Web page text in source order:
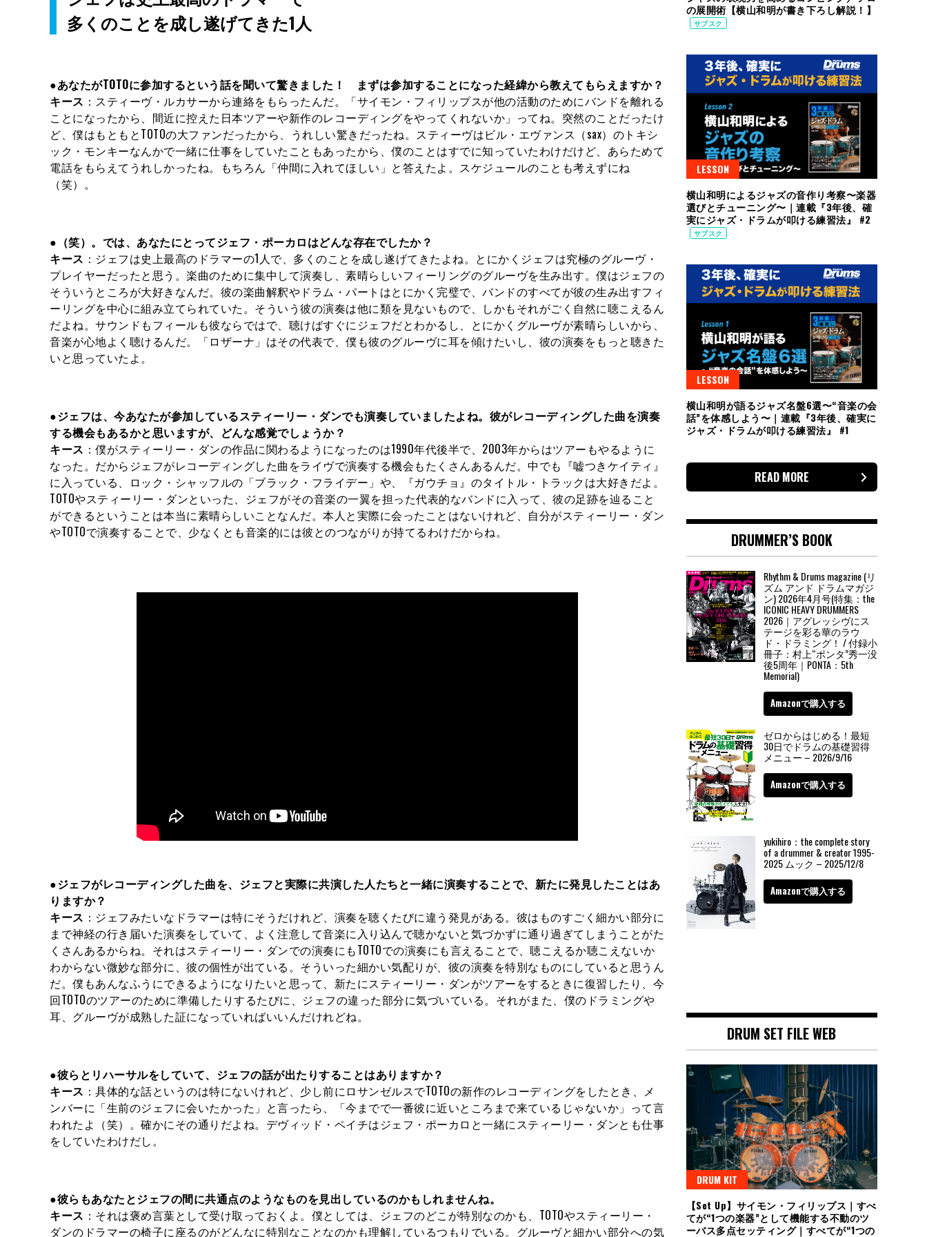
多くのことを成し遂げてきた1人
●あなたがTOTOに参加するという話を聞いて驚きました！ まずは参加することになった経緯から教えてもらえますか？
キース ：スティーヴ・ルカサーから連絡をもらったんだ。「サイモン・フィリップスが他の活動のためにバンドを離れる
ことになったから、間近に控えた日本ツアーや新作のレコーディングをやってくれないか」ってね。突然のことだったけ
ど、僕はもともとTOTOの大ファンだったから、うれしい驚きだったね。スティーヴはビル・エヴァンス（sax）のトキシ
ック・モンキーなんかで一緒に仕事をしていたこともあったから、僕のことはすでに知っていたわけだけど、あらためて
電話をもらえてうれしかったね。もちろん「仲間に入れてほしい」と答えたよ。スケジュールのことも考えずにね
（笑）。
●（笑）。では、あなたにとってジェフ・ポーカロはどんな存在でしたか？
キース ：ジェフは史上最高のドラマーの1人で、多くのことを成し遂げてきたよね。とにかくジェフは究極のグルーヴ・
プレイヤーだったと思う。楽曲のために集中して演奏し、素晴らしいフィーリングのグルーヴを生み出す。僕はジェフの
そういうところが大好きなんだ。彼の楽曲解釈やドラム・パートはとにかく完璧で、バンドのすべてが彼の生み出すフィ
ーリングを中心に組み立てられていた。そういう彼の演奏は他に類を見ないもので、しかもそれがごく自然に聴こえるん
だよね。サウンドもフィールも彼ならではで、聴けばすぐにジェフだとわかるし、とにかくグルーヴが素晴らしいから、
音楽が心地よく聴けるんだ。「ロザーナ」はその代表で、僕も彼のグルーヴに耳を傾けたいし、彼の演奏をもっと聴きた
いと思っていたよ。
●ジェフは、今あなたが参加しているスティーリー・ダンでも演奏していましたよね。彼がレコーディングした曲を演奏
する機会もあるかと思いますが、どんな感覚でしょうか？
キース ：僕がスティーリー・ダンの作品に関わるようになったのは1990年代後半で、2003年からはツアーもやるように
なった。だからジェフがレコーディングした曲をライヴで演奏する機会もたくさんあるんだ。中でも『嘘つきケイティ』
に入っている、ロック・シャッフルの「ブラック・フライデー」や、『ガウチョ』のタイトル・トラックは大好きだよ。
TOTOやスティーリー・ダンといった、ジェフがその音楽の一翼を担った代表的なバンドに入って、彼の足跡を辿ること
ができるということは本当に素晴らしいことなんだ。本人と実際に会ったことはないけれど、自分がスティーリー・ダン
やTOTOで演奏することで、少なくとも音楽的には彼とのつながりが持てるわけだからね。
●ジェフがレコーディングした曲を、ジェフと実際に共演した人たちと一緒に演奏することで、新たに発見したことはあ
りますか？
キース ：ジェフみたいなドラマーは特にそうだけれど、演奏を聴くたびに違う発見がある。彼はものすごく細かい部分に
まで神経の行き届いた演奏をしていて、よく注意して音楽に入り込んで聴かないと気づかずに通り過ぎてしまうことがた
くさんあるからね。それはスティーリー・ダンでの演奏にもTOTOでの演奏にも言えることで、聴こえるか聴こえないか
わからない微妙な部分に、彼の個性が出ている。そういった細かい気配りが、彼の演奏を特別なものにしていると思うん
だ。僕もあんなふうにできるようになりたいと思って、新たにスティーリー・ダンがツアーをするときに復習したり、今
回TOTOのツアーのために準備したりするたびに、ジェフの違った部分に気づいている。それがまた、僕のドラミングや
耳、グルーヴが成熟した証になっていればいいんだけれどね。
●彼らとリハーサルをしていて、ジェフの話が出たりすることはありますか？
キース ：具体的な話というのは特にないけれど、少し前にロサンゼルスでTOTOの新作のレコーディングをしたとき、メ
ンバーに「生前のジェフに会いたかった」と言ったら、「今までで一番彼に近いところまで来ているじゃないか」って言
われたよ（笑）。確かにその通りだよね。デヴィッド・ペイチはジェフ・ポーカロと一緒にスティーリー・ダンとも仕事
をしていたわけだし。
●彼らもあなたとジェフの間に共通点のようなものを見出しているのかもしれませんね。
キース ：それは褒め言葉として受け取っておくよ。僕としては、ジェフのどこが特別なのかも、TOTOやスティーリー・
ダンのドラマーの椅子に座るのがどんなに特別なことなのかも理解しているつもりでいる。グルーヴと細かい部分への気
の展開術【横山和明が書き下ろし解説！】
サブスク
LESSON
横山和明によるジャズの音作り考察〜楽器
選びとチューニング〜｜連載『3年後、確
実にジャズ・ドラムが叩ける練習法』 #2
サブスク
LESSON
横山和明が語るジャズ名盤6選〜“音楽の会
話”を体感しよう〜｜連載『3年後、確実に
ジャズ・ドラムが叩ける練習法』 #1
READ MORE
DRUMMER’S BOOK
Rhythm & Drums magazine (リ
ズム アンド ドラムマガジ
ン) 2026年4月号(特集：the
ICONIC HEAVY DRUMMERS
2026｜アグレッシヴにス
テージを彩る華のラウ
ド・ドラミング！ / 付録小
冊子：村上“ポンタ”秀一没
後5周年｜PONTA：5th
Memorial)
Amazonで購入する
ゼロからはじめる！最短
30日でドラムの基礎習得
メニュー – 2026/9/16
Amazonで購入する
yukihiro：the complete story
of a drummer & creator 1995-
2025 ムック – 2025/12/8
Amazonで購入する
DRUM SET FILE WEB
DRUM KIT
【Set Up】サイモン・フィリップス｜すべ
てが“1つの楽器”として機能する不動のツ
ーバス多点セッティング｜すべてが“1つの